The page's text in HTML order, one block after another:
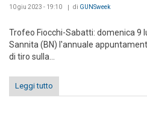
10 giu 2023 - 19:10 di GUNSweek
Trofeo Fiocchi-Sabatti: domenica 9
Sannita (BN) l'annuale
di tiro sulla...
Leggi tutto